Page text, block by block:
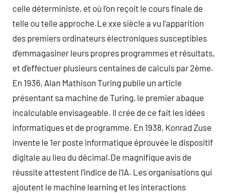
celle déterministe, et où l’on reçoit le cours finale de
telle ou telle approche.Le xxe siècle a vu l’apparition
des premiers ordinateurs électroniques susceptibles
d’emmagasiner leurs propres programmes et résultats,
et d’effectuer plusieurs centaines de calculs par 2ème.
En 1936, Alan Mathison Turing publie un article
présentant sa machine de Turing, le premier abaque
incalculable envisageable. Il crée de ce fait les idées
informatiques et de programme. En 1938, Konrad Zuse
invente le 1er poste informatique éprouvée le dispositif
digitale au lieu du décimal.De magnifique avis de
réussite attestent l’indice de l’IA. Les organisations qui
ajoutent le machine learning et les interactions